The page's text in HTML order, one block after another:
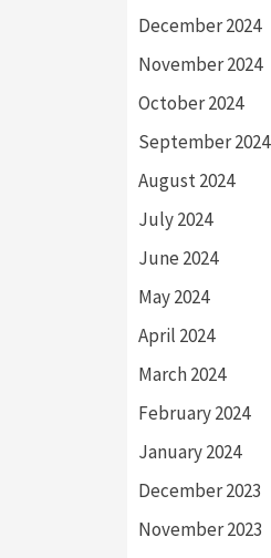
December 2024
November 2024
October 2024
September 2024
August 2024
July 2024
June 2024
May 2024
April 2024
March 2024
February 2024
January 2024
December 2023
November 2023